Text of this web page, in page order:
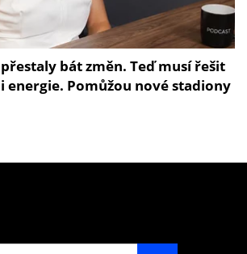
bát změn. Teď musí řešit
energie. Pomůžou nové stadiony